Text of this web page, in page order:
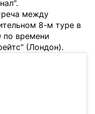
между
8-м туре в
по времени
(Лондон).